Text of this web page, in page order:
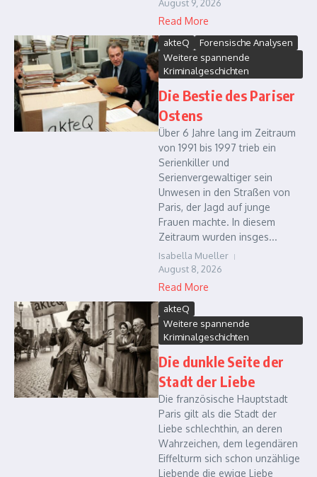
August 9, 2026
Read More
akteQ
Forensische Analysen
Weitere spannende
Kriminalgeschichten
Die Bestie des Pariser
Ostens
Über 6 Jahre lang im Zeitraum
von 1991 bis 1997 trieb ein
Serienkiller und
Serienvergewaltiger sein
Unwesen in den Straßen von
Paris, der Jagd auf junge
Frauen machte. In diesem
Zeitraum wurden insges...
Isabella Mueller
August 8, 2026
Read More
akteQ
Weitere spannende
Kriminalgeschichten
Die dunkle Seite der
Stadt der Liebe
Die französische Hauptstadt
Paris gilt als die Stadt der
Liebe schlechthin, an deren
Wahrzeichen, dem legendären
Eiffelturm sich schon unzählige
Liebende die ewige Liebe